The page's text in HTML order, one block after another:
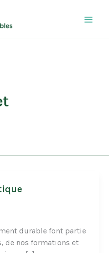
durable font partie
de nos formations et